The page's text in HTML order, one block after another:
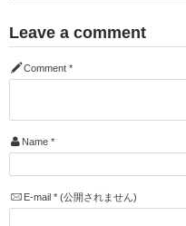
Leave a comment
Comment *
Name *
E-mail *(公開されません)